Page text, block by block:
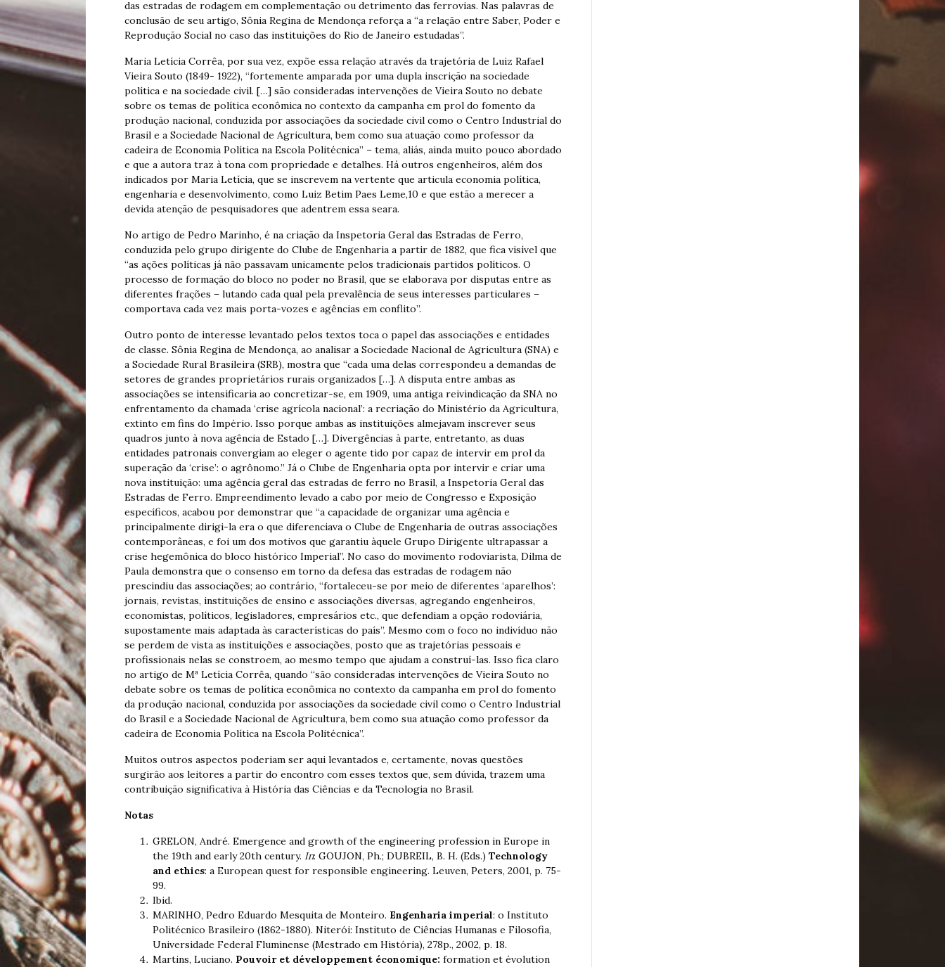
das estradas de rodagem em complementação ou detrimento das ferrovias. Nas palavras de
conclusão de seu artigo, Sônia Regina de Mendonça reforça a “a relação entre Saber, Poder e
Reprodução Social no caso das instituições do Rio de Janeiro estudadas”.
Maria Letícia Corrêa, por sua vez, expõe essa relação através da trajetória de Luiz Rafael
Vieira Souto (1849- 1922), “fortemente amparada por uma dupla inscrição na sociedade
política e na sociedade civil. […] são consideradas intervenções de Vieira Souto no debate
sobre os temas de política econômica no contexto da campanha em prol do fomento da
produção nacional, conduzida por associações da sociedade civil como o Centro Industrial do
Brasil e a Sociedade Nacional de Agricultura, bem como sua atuação como professor da
cadeira de Economia Política na Escola Politécnica” – tema, aliás, ainda muito pouco abordado
e que a autora traz à tona com propriedade e detalhes. Há outros engenheiros, além dos
indicados por Maria Letícia, que se inscrevem na vertente que articula economia política,
engenharia e desenvolvimento, como Luiz Betim Paes Leme,10 e que estão a merecer a
devida atenção de pesquisadores que adentrem essa seara.
No artigo de Pedro Marinho, é na criação da Inspetoria Geral das Estradas de Ferro,
conduzida pelo grupo dirigente do Clube de Engenharia a partir de 1882, que fica visível que
“as ações políticas já não passavam unicamente pelos tradicionais partidos políticos. O
processo de formação do bloco no poder no Brasil, que se elaborava por disputas entre as
diferentes frações – lutando cada qual pela prevalência de seus interesses particulares –
comportava cada vez mais porta-vozes e agências em conflito”.
Outro ponto de interesse levantado pelos textos toca o papel das associações e entidades
de classe. Sônia Regina de Mendonça, ao analisar a Sociedade Nacional de Agricultura (SNA) e
a Sociedade Rural Brasileira (SRB), mostra que “cada uma delas correspondeu a demandas de
setores de grandes proprietários rurais organizados […]. A disputa entre ambas as
associações se intensificaria ao concretizar-se, em 1909, uma antiga reivindicação da SNA no
enfrentamento da chamada ‘crise agrícola nacional’: a recriação do Ministério da Agricultura,
extinto em fins do Império. Isso porque ambas as instituições almejavam inscrever seus
quadros junto à nova agência de Estado […]. Divergências à parte, entretanto, as duas
entidades patronais convergiam ao eleger o agente tido por capaz de intervir em prol da
superação da ‘crise’: o agrônomo.” Já o Clube de Engenharia opta por intervir e criar uma
nova instituição: uma agência geral das estradas de ferro no Brasil, a Inspetoria Geral das
Estradas de Ferro. Empreendimento levado a cabo por meio de Congresso e Exposição
específicos, acabou por demonstrar que “a capacidade de organizar uma agência e
principalmente dirigi-la era o que diferenciava o Clube de Engenharia de outras associações
contemporâneas, e foi um dos motivos que garantiu àquele Grupo Dirigente ultrapassar a
crise hegemônica do bloco histórico Imperial”. No caso do movimento rodoviarista, Dilma de
Paula demonstra que o consenso em torno da defesa das estradas de rodagem não
prescindiu das associações; ao contrário, “fortaleceu-se por meio de diferentes ‘aparelhos’:
jornais, revistas, instituições de ensino e associações diversas, agregando engenheiros,
economistas, políticos, legisladores, empresários etc., que defendiam a opção rodoviária,
supostamente mais adaptada às características do país”. Mesmo com o foco no indivíduo não
se perdem de vista as instituições e associações, posto que as trajetórias pessoais e
profissionais nelas se constroem, ao mesmo tempo que ajudam a construí-las. Isso fica claro
no artigo de Mª Letícia Corrêa, quando “são consideradas intervenções de Vieira Souto no
debate sobre os temas de política econômica no contexto da campanha em prol do fomento
da produção nacional, conduzida por associações da sociedade civil como o Centro Industrial
do Brasil e a Sociedade Nacional de Agricultura, bem como sua atuação como professor da
cadeira de Economia Política na Escola Politécnica”.
Muitos outros aspectos poderiam ser aqui levantados e, certamente, novas questões
surgirão aos leitores a partir do encontro com esses textos que, sem dúvida, trazem uma
contribuição significativa à História das Ciências e da Tecnologia no Brasil.
Notas
GRELON, André. Emergence and growth of the engineering profession in Europe in
the 19th and early 20th century. In: GOUJON, Ph.; DUBREIL, B. H. (Eds.) Technology
and ethics: a European quest for responsible engineering. Leuven, Peters, 2001, p. 75-
99.
Ibid.
MARINHO, Pedro Eduardo Mesquita de Monteiro. Engenharia imperial: o Instituto
Politécnico Brasileiro (1862-1880). Niterói: Instituto de Ciências Humanas e Filosofia,
Universidade Federal Fluminense (Mestrado em História), 278p., 2002, p. 18.
Martins, Luciano. Pouvoir et développement économique: formation et évolution